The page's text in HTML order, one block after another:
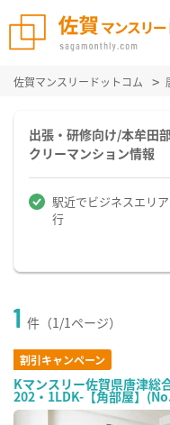
佐賀マンスリードットコム
出張・研修向け/本牟田
クリーマンション情報
駅近でビジネスエリ
行
1 件（1/1ページ）
割引キャンペーン
Kマンスリー佐賀県唐津総
202・1LDK-【角部屋】